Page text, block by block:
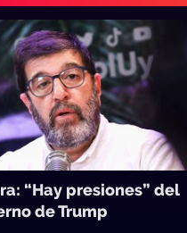
“Hay presiones” del
de Trump